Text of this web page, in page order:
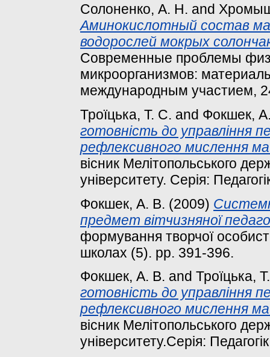
Солоненко, А. Н. and
Аминокислотный состав
водорослей мокрых
Современные проблемы
микроорганизмов:
международным участием,
Троїцька, Т. С. and Фокшек,
готовність до управління
рефлексивного мислення
вісник Мелітопольського
університету. Серія:
Фокшек, А. В. (2009)
предмет вітчизняної
формування творчої
школах (5). pp. 391-396.
Фокшек, А. В. and Троїцька,
готовність до управління
рефлексивного мислення
вісник Мелітопольського
університету.Серія: